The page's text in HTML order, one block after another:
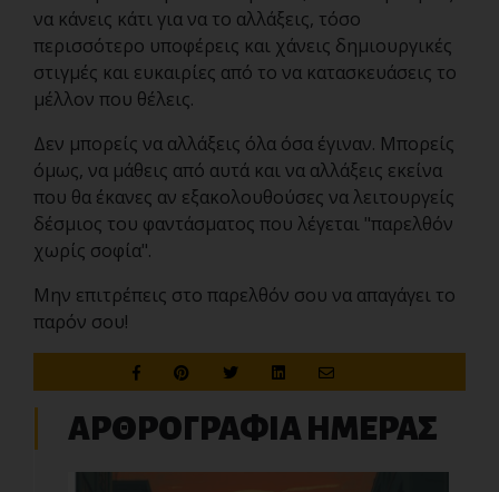
να κάνεις κάτι για να το αλλάξεις, τόσο
περισσότερο υποφέρεις και χάνεις δημιουργικές
στιγμές και ευκαιρίες από το να κατασκευάσεις το
μέλλον που θέλεις.
Δεν μπορείς να αλλάξεις όλα όσα έγιναν. Μπορείς
όμως, να μάθεις από αυτά και να αλλάξεις εκείνα
που θα έκανες αν εξακολουθούσες να λειτουργείς
δέσμιος του φαντάσματος που λέγεται "παρελθόν
χωρίς σοφία".
Μην επιτρέπεις στο παρελθόν σου να απαγάγει το
παρόν σου!
ΑΡΘΡΟΓΡΑΦΙΑ ΗΜΕΡΑΣ